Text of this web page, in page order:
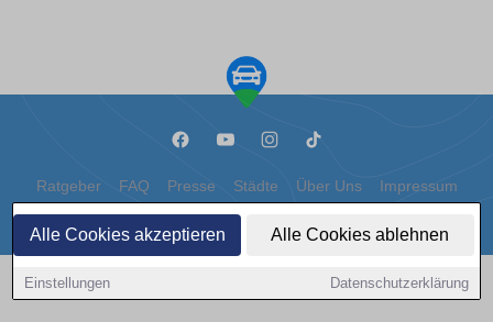
Alle Cookies akzeptieren Alle Cookies ablehnen
Einstellungen Datenschutzerklärung
Ratgeber FAQ Presse Städte Über Uns Impressum
Datenschutz Cookies
Copyright © 2000 - 2026 | 1A Infosysteme GmbH | Content by: 1a-sites-autos